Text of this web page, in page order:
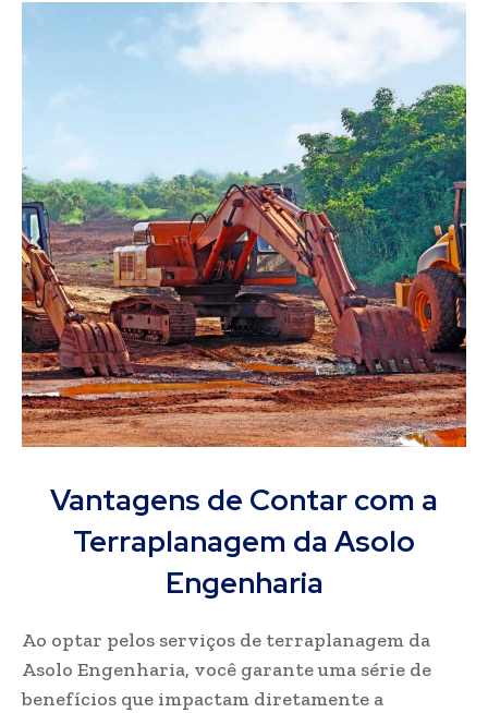
Vantagens de Contar com a
Terraplanagem da Asolo
Engenharia
Ao optar pelos serviços de terraplanagem da
Asolo Engenharia, você garante uma série de
benefícios que impactam diretamente a